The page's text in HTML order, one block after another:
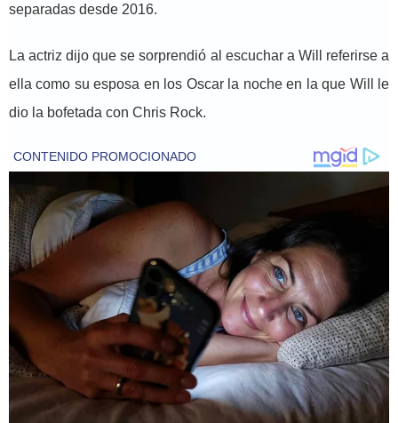
separadas desde 2016.
La actriz dijo que se sorprendió al escuchar a Will referirse a
ella como su esposa en los Oscar la noche en la que Will le
dio la bofetada con Chris Rock.